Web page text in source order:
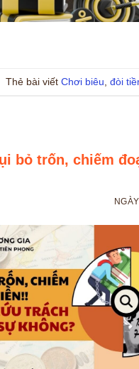
Thẻ bài viết Chơi biêu đòi
bỏ trốn, chiếm